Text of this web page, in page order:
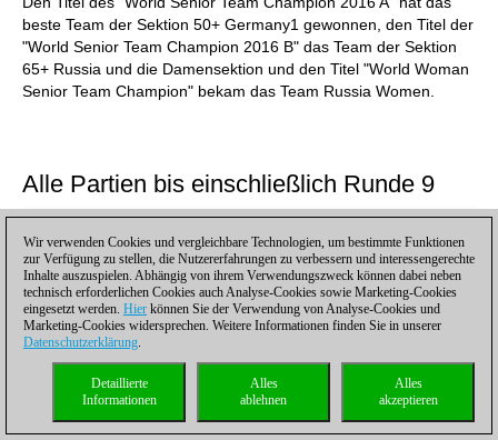
beste Team der Sektion 50+ Germany1 gewonnen, den Titel der
"World Senior Team Champion 2016 B" das Team der Sektion
65+ Russia und die Damensektion und den Titel "World Woman
Senior Team Champion" bekam das Team Russia Women.
Alle Partien bis einschließlich Runde 9
Wir verwenden Cookies und vergleichbare Technologien, um bestimmte Funktionen
zur Verfügung zu stellen, die Nutzererfahrungen zu verbessern und interessengerechte
Inhalte auszuspielen. Abhängig von ihrem Verwendungszweck können dabei neben
technisch erforderlichen Cookies auch Analyse-Cookies sowie Marketing-Cookies
eingesetzt werden. Hier können Sie der Verwendung von Analyse-Cookies und
Marketing-Cookies widersprechen. Weitere Informationen finden Sie in unserer
Datenschutzerklärung.
Alles
akzeptieren
Alles
ablehnen
Detaillierte
Informationen